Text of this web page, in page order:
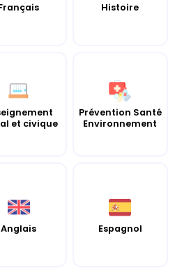
Histoire
et civique
Prévention Santé
Environnement
Anglais Espagnol